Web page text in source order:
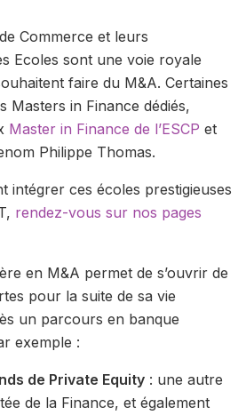
Commerce et leurs
Ecoles sont une voie royale
faire du M&A. Certaines
Masters in Finance dédiés,
Master in Finance de l’ESCP et
Philippe Thomas.
intégrer ces écoles prestigieuses
rendez-vous sur nos pages
en M&A permet de s’ouvrir de
pour la suite de sa vie
un parcours en banque
exemple :
de Private Equity : une autre
de la Finance, et également